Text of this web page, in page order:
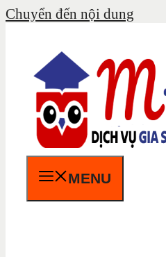
Chuyển đến nội dung
MENU